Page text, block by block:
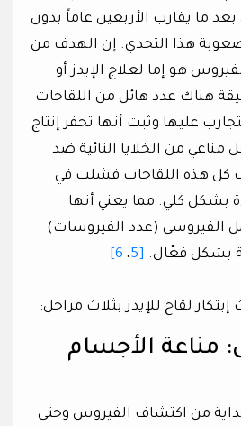
بعد ما يقارب الأربعين عاماً بدون
هذا التحدي. إن الهدف من
هو إما لعلاج الإيدز أو
هناك عدد هائل من اللقاحات
عليها وثبت أنها تحفز إنتاج
من الخلايا التائية ضد
كل هذه اللقاحات فشلت في
بشكل كلي. مما يعني أنها
الفيروسي (عدد الفيروسات)
بشكل فعّال. [5 ، 6]
لقاح للإيدز بثلاث مراحل:
مناعة الأجسام
من اكتشاف الفيروس وحتى